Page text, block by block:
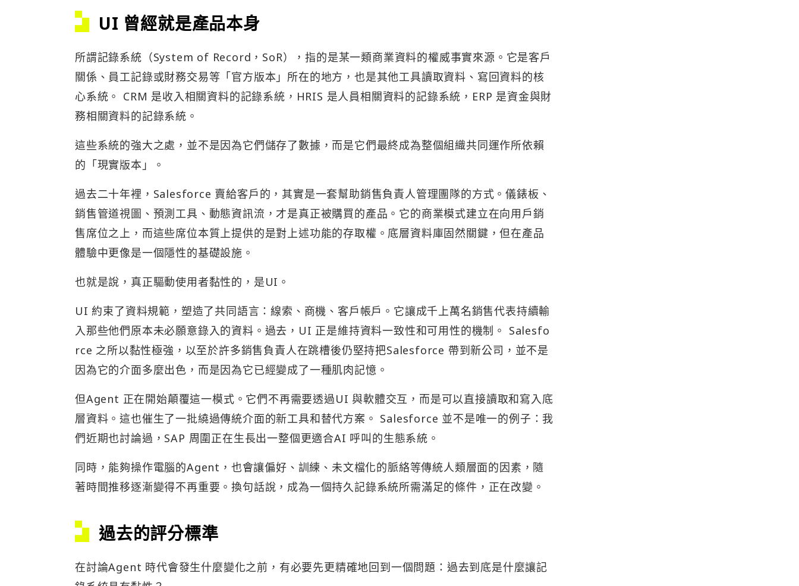
UI 曾經就是產品本身
所謂記錄系統（System of Record，SoR），指的是某一類商業資料的權威事實來源。它是客戶
關係、員工記錄或財務交易等「官方版本」所在的地方，也是其他工具讀取資料、寫回資料的核
心系統。 CRM 是收入相關資料的記錄系統，HRIS 是人員相關資料的記錄系統，ERP 是資金與財
務相關資料的記錄系統。
這些系統的強大之處，並不是因為它們儲存了數據，而是它們最終成為整個組織共同運作所依賴
的「現實版本」。
過去二十年裡，Salesforce 賣給客戶的，其實是一套幫助銷售負責人管理團隊的方式。儀錶板、
銷售管道視圖、預測工具、動態資訊流，才是真正被購買的產品。它的商業模式建立在向用戶銷
售席位之上，而這些席位本質上提供的是對上述功能的存取權。底層資料庫固然關鍵，但在產品
體驗中更像是一個隱性的基礎設施。
也就是說，真正驅動使用者黏性的，是UI。
UI 約束了資料規範，塑造了共同語言：線索、商機、客戶帳戶。它讓成千上萬名銷售代表持續輸
入那些他們原本未必願意錄入的資料。過去，UI 正是維持資料一致性和可用性的機制。 Salesfo
rce 之所以黏性極強，以至於許多銷售負責人在跳槽後仍堅持把Salesforce 帶到新公司，並不是
因為它的介面多麼出色，而是因為它已經變成了一種肌肉記憶。
但Agent 正在開始顛覆這一模式。它們不再需要透過UI 與軟體交互，而是可以直接讀取和寫入底
層資料。這也催生了一批繞過傳統介面的新工具和替代方案。 Salesforce 並不是唯一的例子：我
們近期也討論過，SAP 周圍正在生長出一整個更適合AI 呼叫的生態系統。
同時，能夠操作電腦的Agent，也會讓偏好、訓練、未文檔化的脈絡等傳統人類層面的因素，隨
著時間推移逐漸變得不再重要。換句話說，成為一個持久記錄系統所需滿足的條件，正在改變。
過去的評分標準
在討論Agent 時代會發生什麼變化之前，有必要先更精確地回​​到一個問題：過去到底是什麼讓記